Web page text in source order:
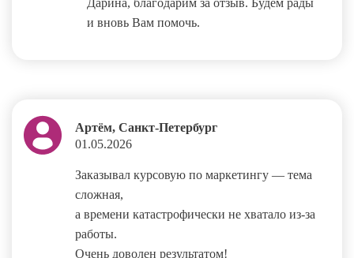
и вновь Вам помочь.
Артём, Санкт-Петербург
01.05.2026
Заказывал курсовую по маркетингу — тема
сложная,
а времени катастрофически не хватало из‑за
работы.
Очень доволен результатом!